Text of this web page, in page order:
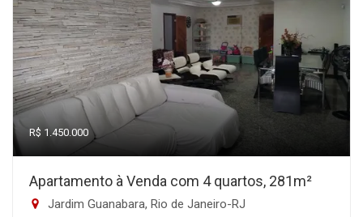
R$ 1.450.000
Apartamento à Venda com 4 quartos, 281m²
Jardim Guanabara, Rio de Janeiro-RJ